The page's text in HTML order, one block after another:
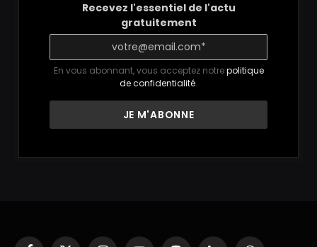
Recevez l'essentiel de l'actu
gratuitement
En vous abonnant, vous acceptez notrepolitique
de confidentialité.